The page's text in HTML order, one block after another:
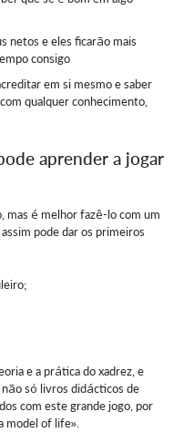
netos e eles ficarão mais
consigo
em si mesmo e saber
qualquer conhecimento,
aprender a jogar
mas é melhor fazê-lo com um
pode dar os primeiros
e a prática do xadrez, e
só livros didácticos de
com este grande jogo, por
model of life».